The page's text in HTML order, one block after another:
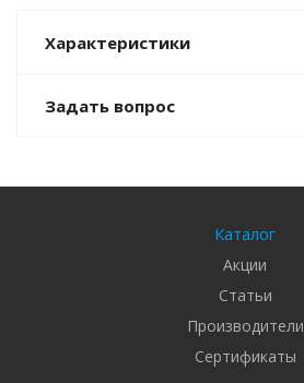
Характеристики
Задать вопрос
Каталог
Акции
Статьи
Производители
Сертификаты